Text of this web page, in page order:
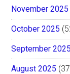
November 2025
October 2025
September 2025
August 2025